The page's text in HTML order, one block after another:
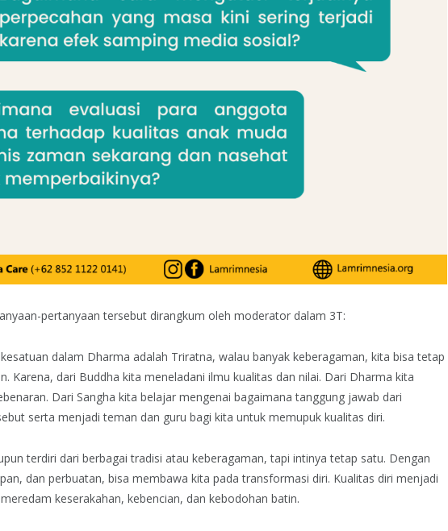
pertanyaan tersebut dirangkum oleh moderator dalam 3T:
kesatuan dalam Dharma adalah Triratna, walau banyak keberagaman, kita bisa tetap
Karena, dari Buddha kita meneladani ilmu kualitas dan nilai. Dari Dharma kita
Dari Sangha kita belajar mengenai bagaimana tanggung jawab dari
serta menjadi teman dan guru bagi kita untuk memupuk kualitas diri.
terdiri dari berbagai tradisi atau keberagaman, tapi intinya tetap satu. Dengan
dan perbuatan, bisa membawa kita pada transformasi diri. Kualitas diri menjadi
keserakahan, kebencian, dan kebodohan batin.